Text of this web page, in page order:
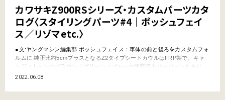
カワサキZ900RSシリーズ・カスタムパーツカタ
ログ〈スタイリングパーツ#4｜ポッシュフェイ
ス／リゾマetc.〉
●文:ヤングマシン編集部 ポッシュフェイス：車体の前と後ろをカスタムフォ
ルムに 純正比約5cmプラスとなるZ2タイプシートカウルはFRP製で、キャ
ンディトーンのブラウン／グリーン／ブルーの塗装済みバージョンもあり。
そのままでは長すぎてテールランプが隠れてしまうため、同社の対応フェン
ターバイザーは、好みに合わせた2タイプを…
2022.06.08